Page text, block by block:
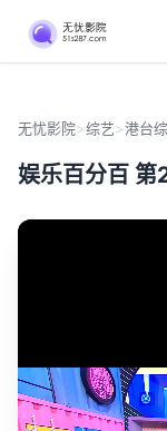
无忧影院>综艺>港台
娱乐百分百